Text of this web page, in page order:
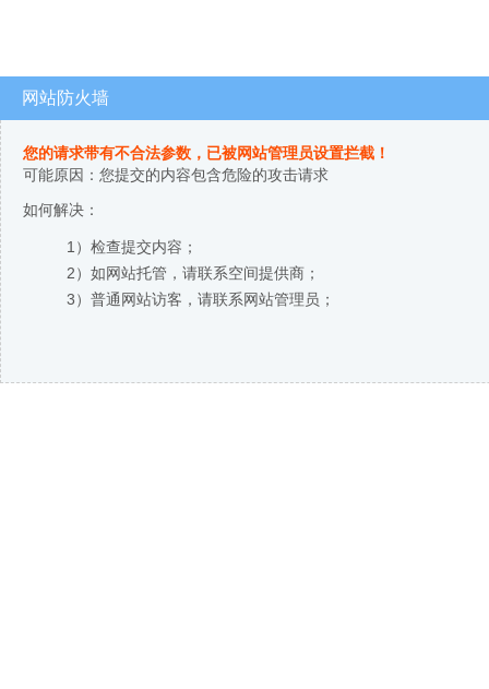
网站防火墙
您的请求带有不合法参数，已被网站管理员设置拦截！
可能原因：您提交的内容包含危险的攻击请求
如何解决：
1）检查提交内容；
2）如网站托管，请联系空间提供商；
3）普通网站访客，请联系网站管理员；